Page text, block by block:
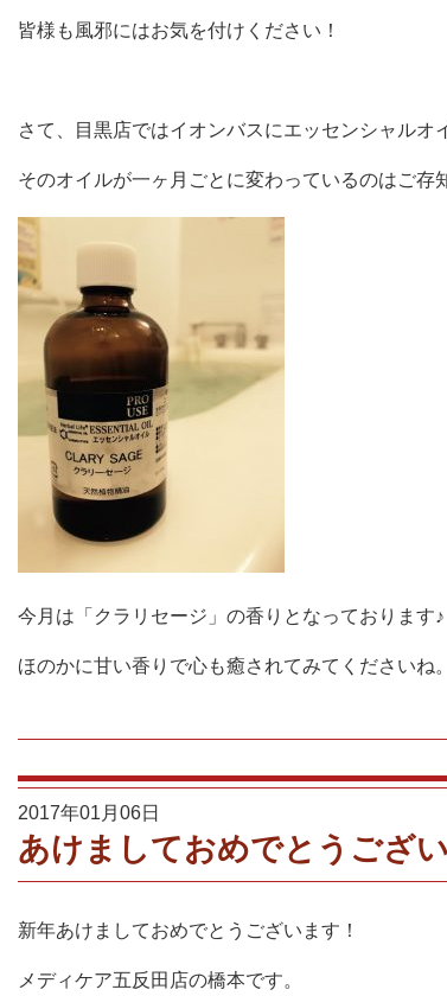
皆様も風邪にはお気を付けください！
さて、目黒店ではイオンバスにエッセンシャルオ
そのオイルが一ヶ月ごとに変わっているのはご存
今月は「クラリセージ」の香りとなっております♪
ほのかに甘い香りで心も癒されてみてくださいね。
2017年01月06日
あけましておめでとうござい
新年あけましておめでとうございます！
メディケア五反田店の橋本です。